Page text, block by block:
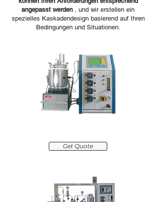
angepasst werden , und wir erstellen ein
spezielles Kaskadendesign basierend auf Ihren
Bedingungen und Situationen.
Get Quote